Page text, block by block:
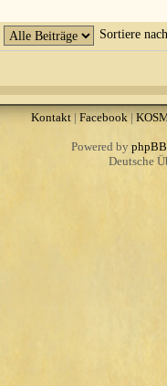
Sortiere
Kontakt| Facebook|
Powered by phpBB
Deutsche